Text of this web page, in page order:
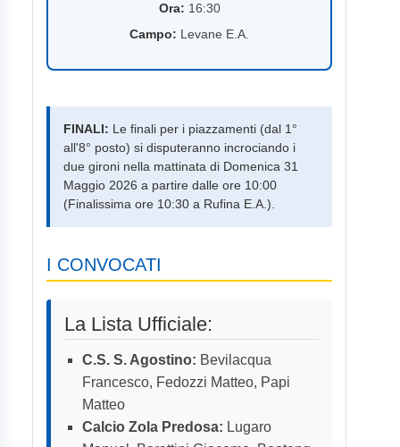
Ora: 16:30
Campo: Levane E.A.
FINALI: Le finali per i piazzamenti (dal 1°
all'8° posto) si disputeranno incrociando i
due gironi nella mattinata di Domenica 31
Maggio 2026 a partire dalle ore 10:00
(Finalissima ore 10:30 a Rufina E.A.).
I CONVOCATI
La Lista Ufficiale:
C.S. S. Agostino: Bevilacqua
Francesco, Fedozzi Matteo, Papi
Matteo
Calcio Zola Predosa: Lugaro